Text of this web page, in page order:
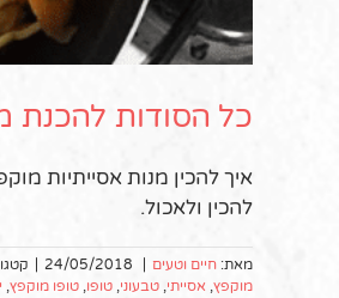
כל הסודות להכנת
איך להכין מנות אסייתיות
להכין ולאכול.
מאת: חיים וטעים |
24/05/2018
|
מוקפץ אסייתי טבעוני טופו טופו מוקפץ